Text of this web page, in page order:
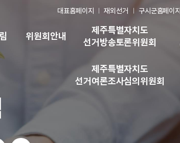
대표홈페이지 재외선거 구시군홈페이지
위원회안내
제주특별자치도
선거방송토론위원회
제주특별자치도
선거여론조사심의위원회